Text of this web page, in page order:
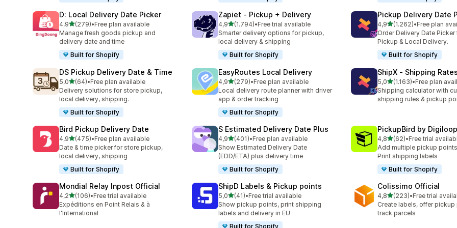
D: Local Delivery Date Picker
4,95 yıldız üzerinden
(279)
toplam 279 değerlendirme
•Free plan available
Manage fresh goods pickup and
delivery date and time
Built for Shopify
Zapiet ‑ Pickup + Delivery
4,95 yıldız üzerinden
(1.794)
toplam 1794 değerlendirme
•Free trial available
Smarter delivery options for pickup,
local delivery & shipping
Built for Shopify
Pickup Delivery Date
4,95 yıldız üzerinden
(1.262)
toplam 1262•Free plan
Order Delivery Date Picker
Pickup & Local Delivery.
Built for Shopify
DS Pickup Delivery Date & Time
5,05 yıldız üzerinden
(64)
toplam 64 değerlendirme
•Free plan available
Delivery solutions for store pickup,
local delivery, shipping.
Built for Shopify
EasyRoutes Local Delivery
4,95 yıldız üzerinden
(279)
toplam 279 değerlendirme
•Free plan available
Local delivery route planner with driver
app & order tracking
Built for Shopify
ShipX ‑ Shipping
5,05 yıldız üzerinden
(1.163)
toplam 1163 değerlendirme
•Free plan
Shipping calculator with
shipping rules & pickup
Bird Pickup Delivery Date
4,95 yıldız üzerinden
(475)
toplam 475 değerlendirme
•Free plan available
Date & time picker for store pickup,
local delivery, shipping
Built for Shopify
S Estimated Delivery Date Plus
4,95 yıldız üzerinden
(401)
toplam 401 değerlendirme
•Free plan available
Show Estimated Delivery Date
(EDD/ETA) plus delivery time
Built for Shopify
PickupBird by Digiloop
4,85 yıldız üzerinden
(62)
toplam 62 değerlendirme
•Free trial
Add multiple pickup
Print shipping labels
Built for Shopify
Mondial Relay Inpost Official
4,25 yıldız üzerinden
(106)
toplam 106 değerlendirme
•Free trial available
Expéditions en Point Relais & à
l'International
ShipD Labels & Pickup points
5,05 yıldız üzerinden
(41)
toplam 41 değerlendirme
•Free trial available
Show pickup points, print shipping
labels and delivery in EU
Built for Shopify
Colissimo Official
4,85 yıldız üzerinden
(223)
toplam 223 değerlendirme
•Free trial
Create labels, offer
track parcels